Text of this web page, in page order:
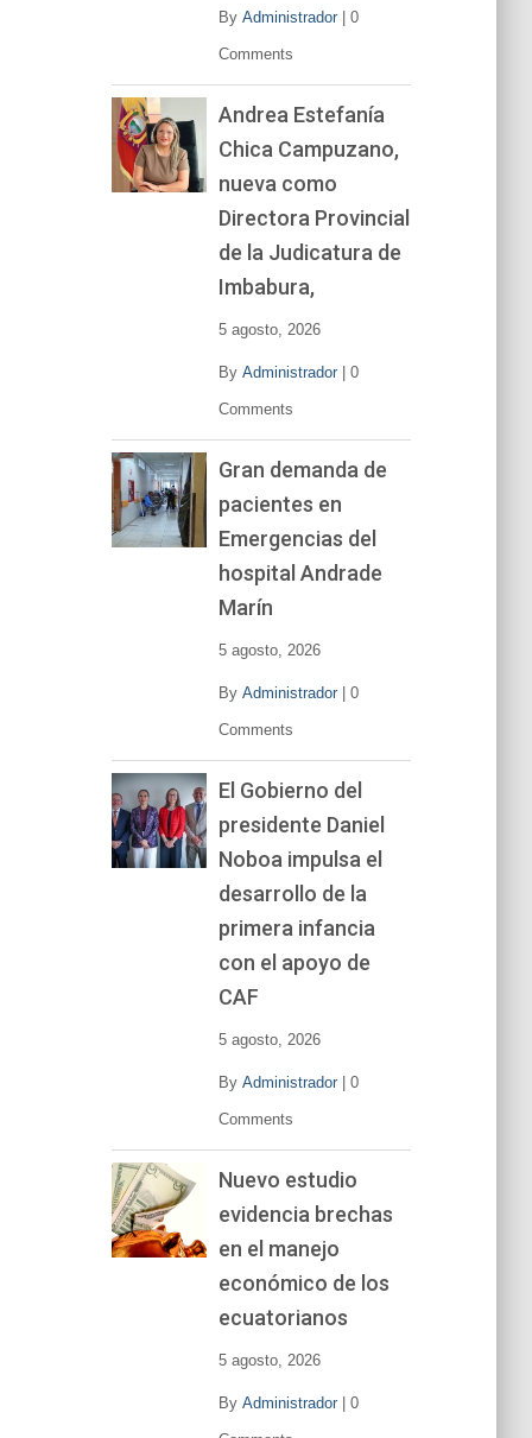
By Administrador| 0
Comments
Andrea Estefanía
Chica Campuzano,
nueva como
Directora Provincial
de la Judicatura de
Imbabura,
5 agosto, 2026
By Administrador| 0
Comments
Gran demanda de
pacientes en
Emergencias del
hospital Andrade
Marín
5 agosto, 2026
By Administrador| 0
Comments
El Gobierno del
presidente Daniel
Noboa impulsa el
desarrollo de la
primera infancia
con el apoyo de
CAF
5 agosto, 2026
By Administrador| 0
Comments
Nuevo estudio
evidencia brechas
en el manejo
económico de los
ecuatorianos
5 agosto, 2026
By Administrador| 0